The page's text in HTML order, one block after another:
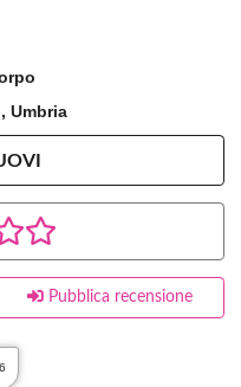
Umbria
Pubblica recensione